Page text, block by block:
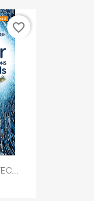
favorite_border